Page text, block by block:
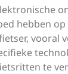
hebben
vooral
te